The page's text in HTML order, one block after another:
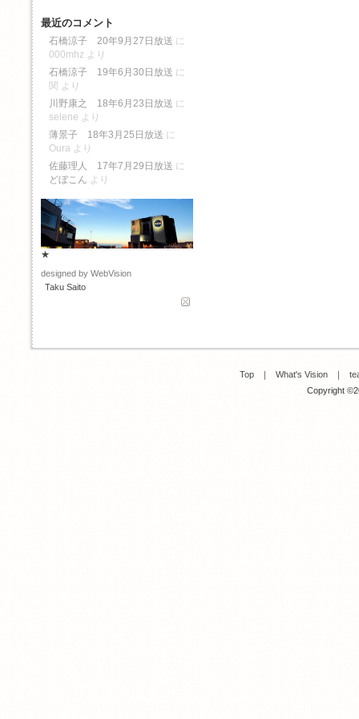
最近のコメント
石橋涼子 20年9月27日放送 に
000mhz より
石橋涼子 19年6月30日放送 に
関 より
川野康之 18年6月23日放送 に
selene より
薄景子 18年3月25日放送 に
Oura より
佐藤理人 17年7月29日放送 に
どぼこん より
★
designed by WebVision
Taku Saito
Top ｜ What's Vision ｜
Copyright